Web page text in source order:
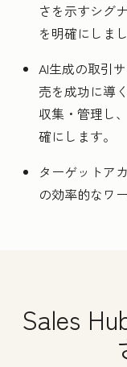
さを示すシグ
を明確にしま
AI生成の取引
売を成功に導
収集・管理し
確にします。
ターゲットア
の効率的なワ
Sales